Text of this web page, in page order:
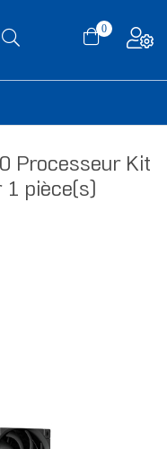
0
Processeur Kit
pièce(s)